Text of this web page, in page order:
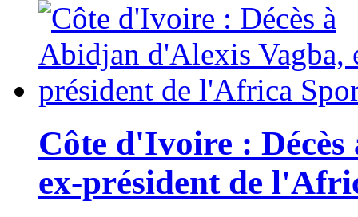
Côte d'Ivoire :
ex-président de